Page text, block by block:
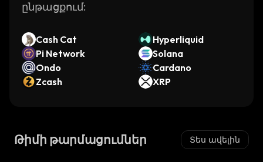
ընթացքում:
Cash Cat
Hyperliquid
Pi Network
Solana
Ondo
Cardano
Zcash
XRP
Թիմի թարմացումներ Տես ավելին